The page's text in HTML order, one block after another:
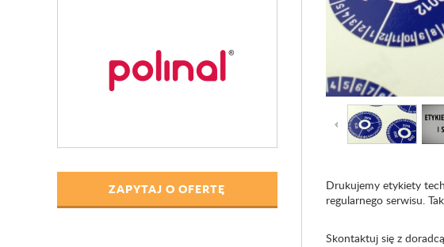
ZAPYTAJ O OFERTĘ
Drukujemy etykiety
regularnego serwisu.
Skontaktuj się z